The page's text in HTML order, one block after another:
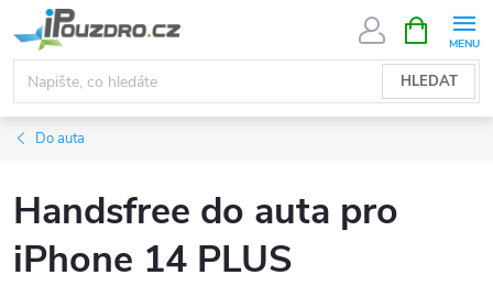
na
obsah
HLEDAT
NÁKUPNÍ
KOŠÍK
Do auta
Handsfree do auta pro
iPhone 14 PLUS